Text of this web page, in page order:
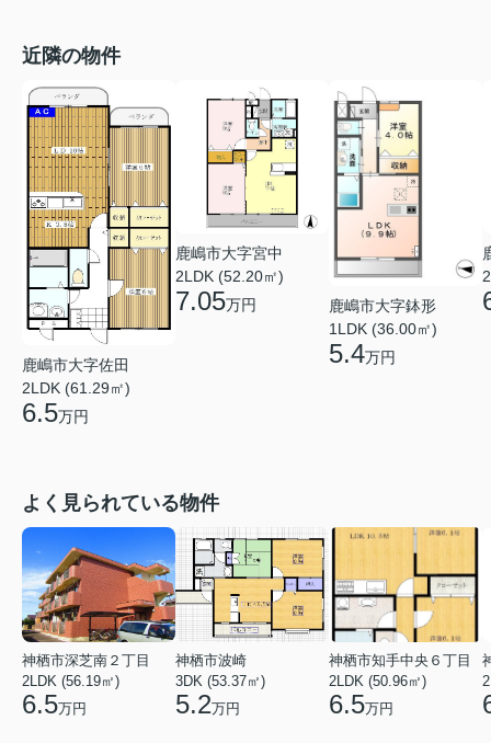
近隣の物件
鹿嶋市大字佐田
2LDK (61.29㎡)
6.5万円
鹿嶋市大字宮中
2LDK (52.20㎡)
7.05万円
鹿嶋市大字鉢形
1LDK (36.00㎡)
5.4万円
よく見られている物件
神栖市深芝南２丁目
2LDK (56.19㎡)
6.5万円
神栖市波崎
3DK (53.37㎡)
5.2万円
神栖市知手中央６丁目
2LDK (50.96㎡)
6.5万円